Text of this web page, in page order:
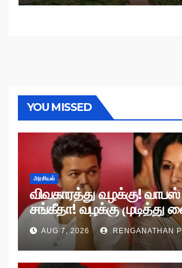
YOU MISSED
அரசியல்
விவகாரத்து வழக்கு!
சங்கீதா! வழக்கு முடித்து
AUG 7, 2026 RENGANATHAN P